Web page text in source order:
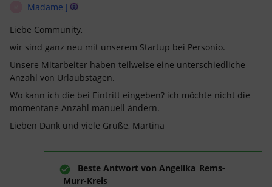
Madame J
Liebe Community,
wir sind ganz neu mit unserem Startup bei Personio.
Unsere Mitarbeiter haben teilweise eine unterschiedliche
Anzahl von Urlaubstagen.
Wo kann ich die bei Eintritt eingeben? ich möchte nicht die
momentane Anzahl manuell ändern.
Lieben Dank und viele Grüße, Martina
Beste Antwort von Angelika_Rems-
Murr-Kreis